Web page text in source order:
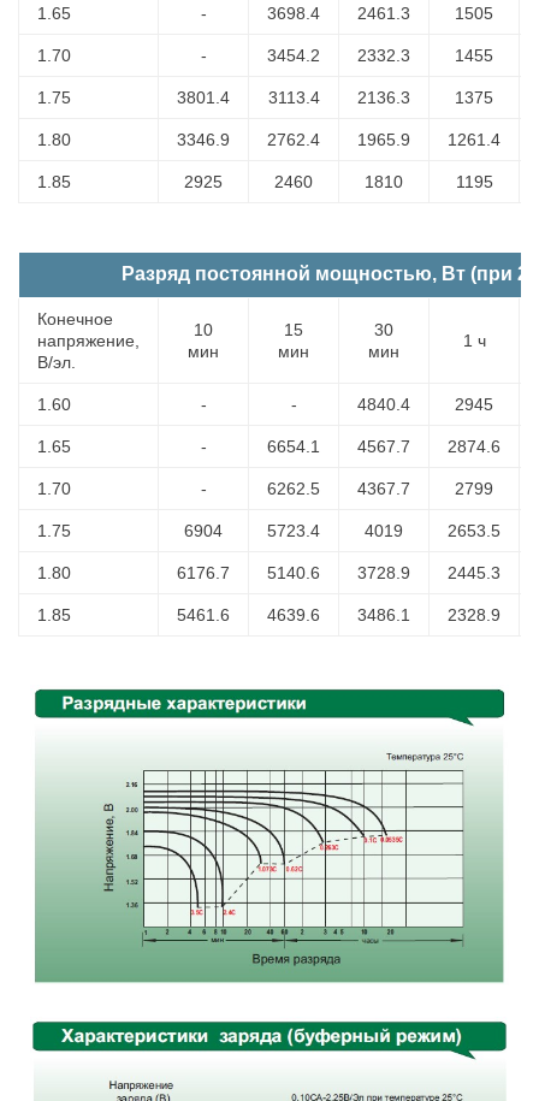
1.65 - 3698.4 2461.3 1505
1.70 - 3454.2 2332.3 1455
1.75 3801.4 3113.4 2136.3 1375
1.80 3346.9 2762.4 1965.9 1261.4
1.85 2925 2460 1810 1195
Разряд постоянной мощностью, Вт (при
Конечное
напряжение,
В/эл.
10
мин
15
мин
30
мин
1 ч
1.60 - - 4840.4 2945
1.65 - 6654.1 4567.7 2874.6
1.70 - 6262.5 4367.7 2799
1.75 6904 5723.4 4019 2653.5
1.80 6176.7 5140.6 3728.9 2445.3
1.85 5461.6 4639.6 3486.1 2328.9